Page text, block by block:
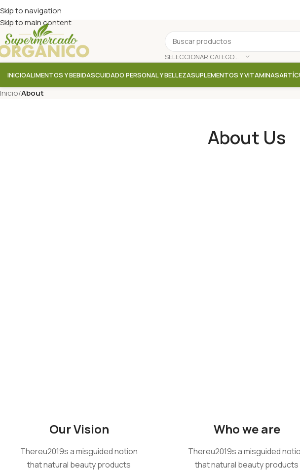
Skip to navigation
Skip to main content
SELECCIONAR CATEGORÍA
INICIOALIMENTOS Y BEBIDASCUIDADO PERSONAL Y BELLEZASUPLEMENTOS Y VITAMINAS
Inicio/About
About Us
Our Vision
Thereu2019s a misguided notion
that natural beauty products
Who we are
Thereu2019s a misguided
that natural beauty products